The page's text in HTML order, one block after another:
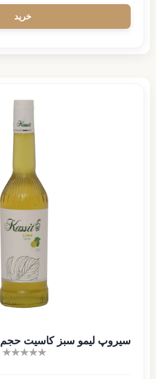
سیروپ لیمو سبز کاسیت حجم ۱۰۰۰ میل